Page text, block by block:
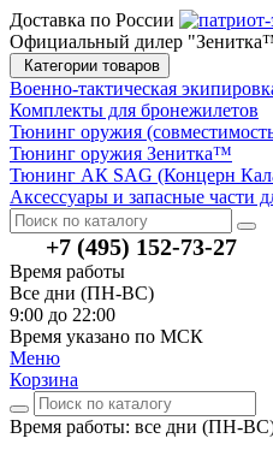
Доставка по России
Официальный дилер
Категории товаров
Военно-тактическая
Комплекты для бронежилетов
Тюнинг оружия
Тюнинг оружия Зенитка™
Тюнинг АК SAG (Концерн
Аксессуары и запасные части
+7 (495) 152-73-27
Время работы
Все дни (ПН-ВС)
9:00 до 22:00
Время указано по МСК
Меню
Корзина
Время работы: все дни (ПН-